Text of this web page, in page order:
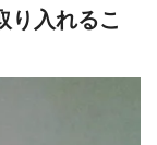
り入れるこ